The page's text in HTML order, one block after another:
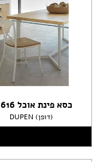
כסא פינת אוכל S-616
DUPEN (דופן)